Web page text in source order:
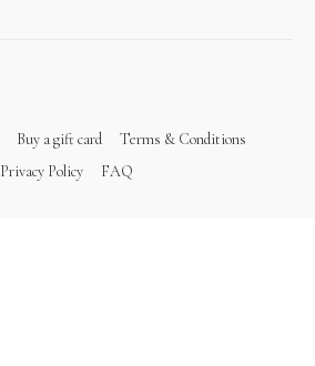
Buy a gift card
Terms & Conditions
Privacy Policy
FAQ